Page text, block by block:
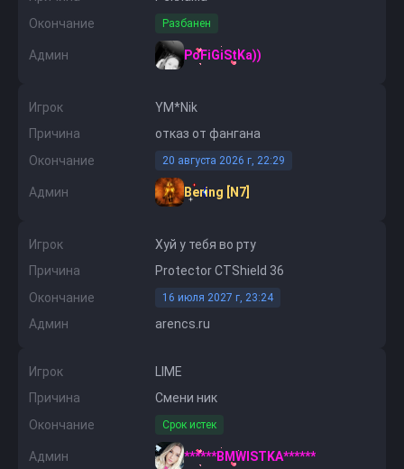
Окончание
Разбанен
Админ PoFiGiStKa))
Игрок
YM*Nik
Причина
отказ от фангана
Окончание
20 августа 2026 г, 22:29
Админ Bering [N7]
Игрок
Хуй у тебя во рту
Причина
Protector CTShield 36
Окончание
16 июля 2027 г, 23:24
Админ arencs.ru
Игрок
LIME
Причина
Смени ник
Окончание
Срок истек
Админ ******BMWISTKA******